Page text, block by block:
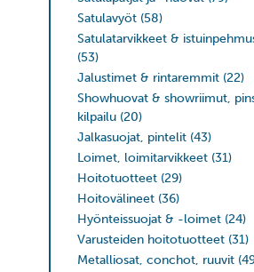
Satulavyöt (58)
Satulatarvikkeet &
(53)
Jalustimet & rintaremmit (22)
Showhuovat & showriimut,
kilpailu (20)
Jalkasuojat, pintelit (43)
Loimet, loimitarvikkeet (31)
Hoitotuotteet (29)
Hoitovälineet (36)
Hyönteissuojat & -loimet (24)
Varusteiden hoitotuotteet (31)
Metalliosat, conchot, ruuvit